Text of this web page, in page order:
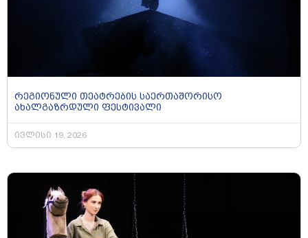
რეგიონული თეატრების საერთაშორისო
ახალგაზრდული ფესტივალი
ივლისი 19, 2026